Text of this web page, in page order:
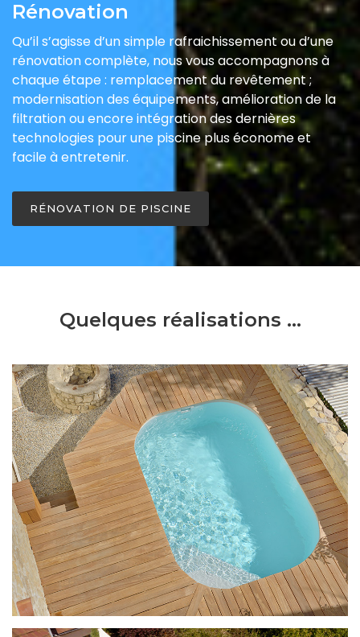
Rénovation
Qu’il s’agisse d’un simple rafraichissement ou d’une
rénovation complète, nous vous accompagnons à
chaque étape : remplacement du revêtement ;
modernisation des équipements, amélioration de la
filtration ou encore intégration des dernières
technologies pour une piscine plus économe et
facile à entretenir.
RÉNOVATION DE PISCINE
Quelques réalisations ...